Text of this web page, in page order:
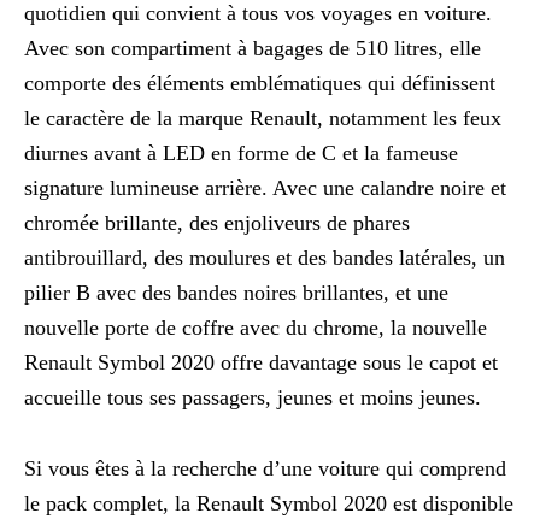
quotidien qui convient à tous vos voyages en voiture.
Avec son compartiment à bagages de 510 litres, elle
comporte des éléments emblématiques qui définissent
le caractère de la marque Renault, notamment les feux
diurnes avant à LED en forme de C et la fameuse
signature lumineuse arrière. Avec une calandre noire et
chromée brillante, des enjoliveurs de phares
antibrouillard, des moulures et des bandes latérales, un
pilier B avec des bandes noires brillantes, et une
nouvelle porte de coffre avec du chrome, la nouvelle
Renault Symbol 2020 offre davantage sous le capot et
accueille tous ses passagers, jeunes et moins jeunes.
Si vous êtes à la recherche d’une voiture qui comprend
le pack complet, la Renault Symbol 2020 est disponible